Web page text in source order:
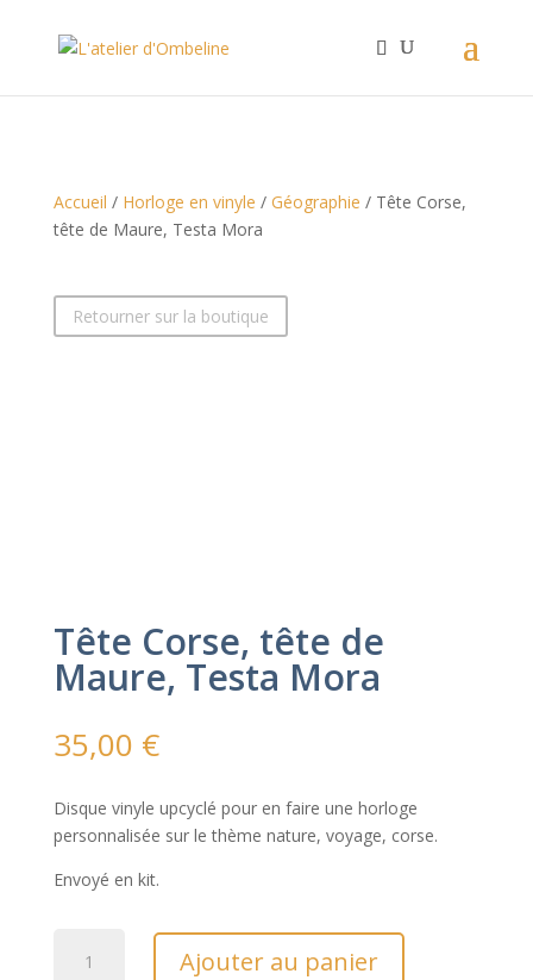
Accueil / Horloge en vinyle / Géographie / Tête Corse,
tête de Maure, Testa Mora
Retourner sur la boutique
Tête Corse, tête de
Maure, Testa Mora
35,00 €
Disque vinyle upcyclé pour en faire une horloge
personnalisée sur le thème nature, voyage, corse.
Envoyé en kit.
Ajouter au panier